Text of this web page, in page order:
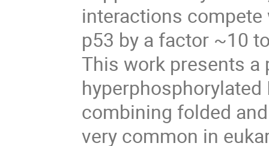
interactions
p53 by a factor ~10
This work presents
combining folded
very common in